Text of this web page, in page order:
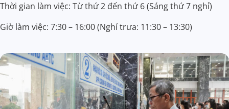
Thời gian làm việc: Từ thứ 2 đến thứ 6 (Sáng thứ 7 nghỉ)
Giờ làm việc: 7:30 – 16:00 (Nghỉ trưa: 11:30 – 13:30)